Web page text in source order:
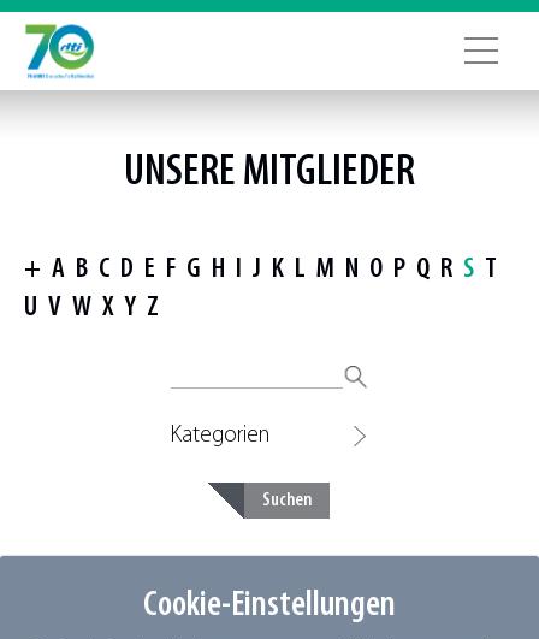
Cookie-Einstellungen
UNSERE MITGLIEDER
+ A B C D E F G H I J K L M N O P Q R S T
U V W X Y Z
Kategorien
SSP KÄLTEPLANER AG